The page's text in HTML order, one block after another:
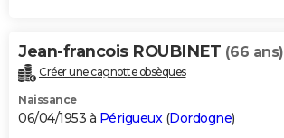
Jean-francois ROUBINET (66 ans)
Créer une cagnotte obsèques
Naissance
06/04/1953 à Périgueux(Dordogne)